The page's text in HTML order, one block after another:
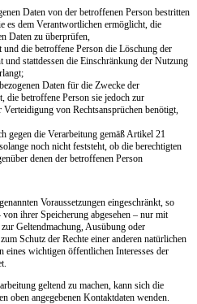
Daten von der betroffenen Person bestritten
es dem Verantwortlichen ermöglicht, die
Daten zu überprüfen,
die betroffene Person die Löschung der
und stattdessen die Einschränkung der Nutzung
Daten für die Zwecke der
die betroffene Person sie jedoch zur
von Rechtsansprüchen benötigt,
gegen die Verarbeitung gemäß Artikel 21
noch nicht feststeht, ob die berechtigten
denen der betroffenen Person
Voraussetzungen eingeschränkt, so
ihrer Speicherung abgesehen – nur mit
Geltendmachung, Ausübung oder
Schutz der Rechte einer anderen natürlichen
eines wichtigen öffentlichen Interesses der
geltend zu machen, kann sich die
oben angegebenen Kontaktdaten wenden.